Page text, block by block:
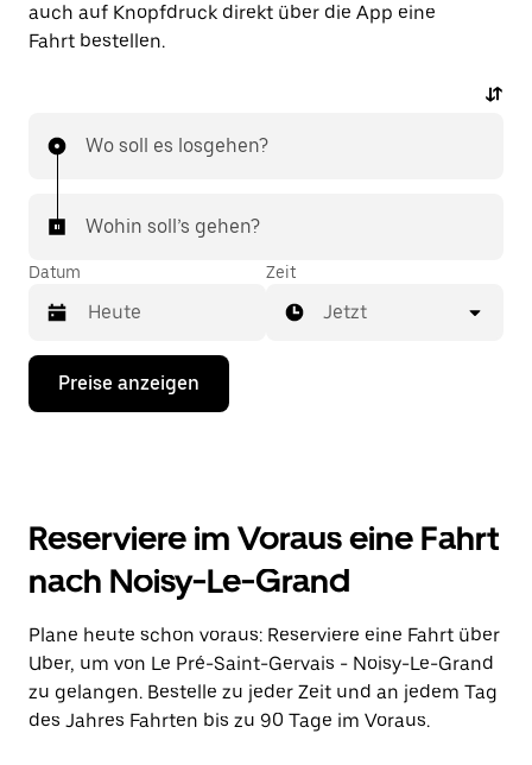
auch auf Knopfdruck direkt über die App eine
Fahrt bestellen.
Wo soll es losgehen?
Wohin soll’s gehen?
Datum
Drücke
Nach-
Kalender
interagieren
ein
Datum
auszuwählen.
Drücke
die
Escape-
Zeit
Jetzt
Preise anzeigen
Reserviere im Voraus eine Fahrt
nach Noisy-Le-Grand
Plane heute schon voraus: Reserviere eine Fahrt über
Uber, um von Le Pré-Saint-Gervais - Noisy-Le-Grand
zu gelangen. Bestelle zu jeder Zeit und an jedem Tag
des Jahres Fahrten bis zu 90 Tage im Voraus.